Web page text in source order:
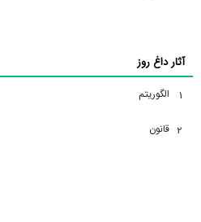
آثار داغ روز
1 الگوریتم
2 قانون